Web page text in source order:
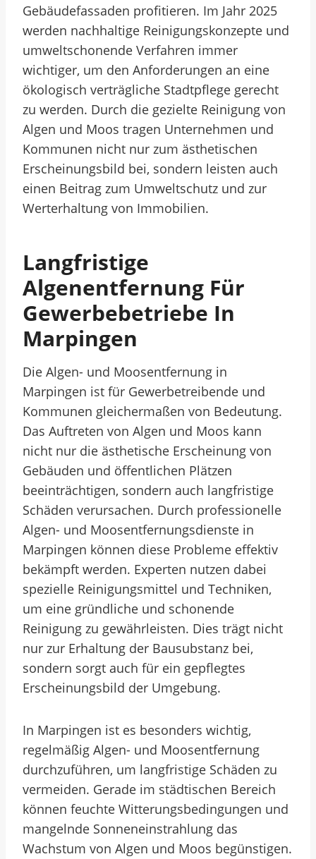
Gebäudefassaden profitieren. Im Jahr 2025
werden nachhaltige Reinigungskonzepte und
umweltschonende Verfahren immer
wichtiger, um den Anforderungen an eine
ökologisch verträgliche Stadtpflege gerecht
zu werden. Durch die gezielte Reinigung von
Algen und Moos tragen Unternehmen und
Kommunen nicht nur zum ästhetischen
Erscheinungsbild bei, sondern leisten auch
einen Beitrag zum Umweltschutz und zur
Werterhaltung von Immobilien.
Langfristige
Algenentfernung Für
Gewerbebetriebe In
Marpingen
Die Algen- und Moosentfernung in
Marpingen ist für Gewerbetreibende und
Kommunen gleichermaßen von Bedeutung.
Das Auftreten von Algen und Moos kann
nicht nur die ästhetische Erscheinung von
Gebäuden und öffentlichen Plätzen
beeinträchtigen, sondern auch langfristige
Schäden verursachen. Durch professionelle
Algen- und Moosentfernungsdienste in
Marpingen können diese Probleme effektiv
bekämpft werden. Experten nutzen dabei
spezielle Reinigungsmittel und Techniken,
um eine gründliche und schonende
Reinigung zu gewährleisten. Dies trägt nicht
nur zur Erhaltung der Bausubstanz bei,
sondern sorgt auch für ein gepflegtes
Erscheinungsbild der Umgebung.
In Marpingen ist es besonders wichtig,
regelmäßig Algen- und Moosentfernung
durchzuführen, um langfristige Schäden zu
vermeiden. Gerade im städtischen Bereich
können feuchte Witterungsbedingungen und
mangelnde Sonneneinstrahlung das
Wachstum von Algen und Moos begünstigen.